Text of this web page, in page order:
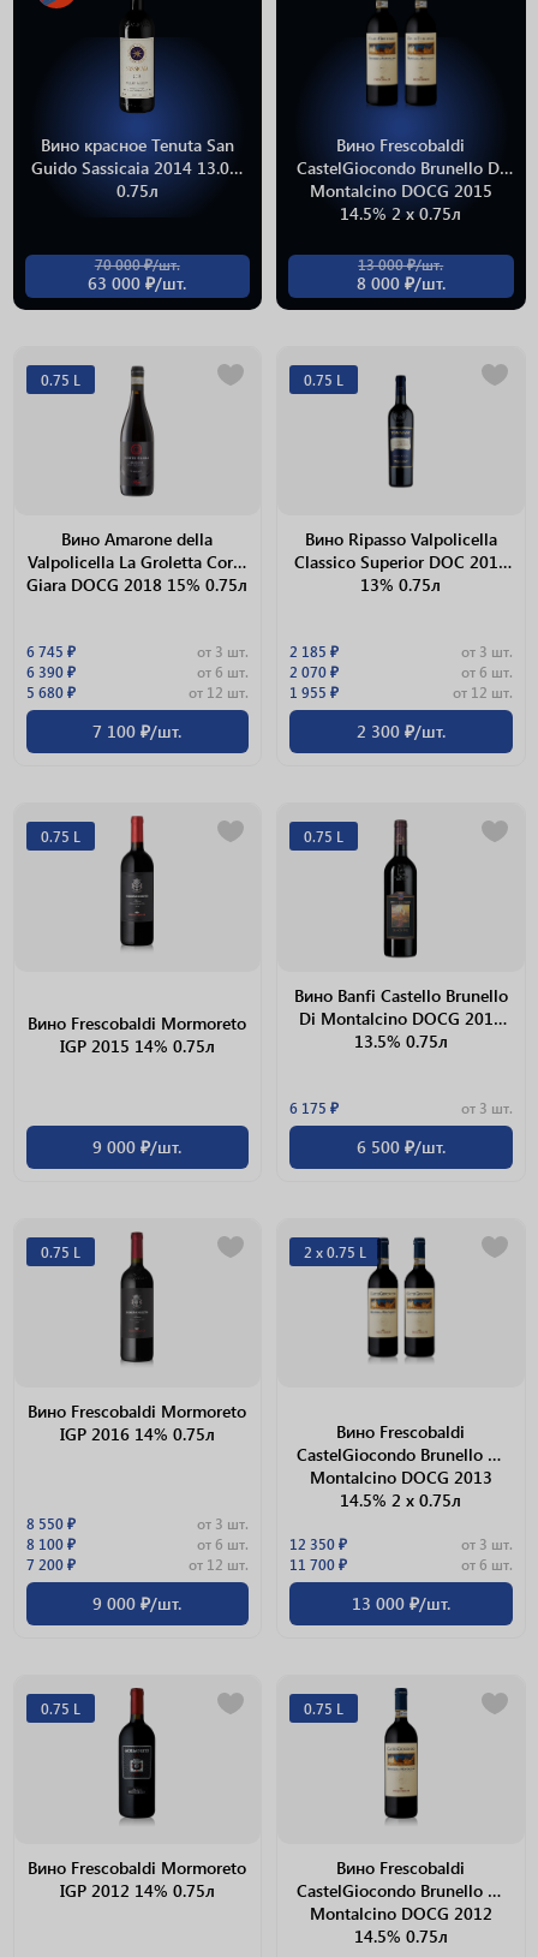
Вино красное Tenuta San
Guido Sassicaia 2014 13.0%
0.75л
70 000 ₽/шт.
63 000 ₽/шт.
Вино Frescobaldi
CastelGiocondo Brunello Di
Montalcino DOCG 2015
14.5% 2 х 0.75л
13 000 ₽/шт.
8 000 ₽/шт.
0.75 L
Вино Amarone della
Valpolicella La Groletta Corte
Giara DOCG 2018 15% 0.75л
6 745 ₽
от 3 шт.
6 390 ₽
от 6 шт.
5 680 ₽
от 12 шт.
7 100 ₽/шт.
0.75 L
Вино Ripasso Valpolicella
Classico Superior DOC 2016
13% 0.75л
2 185 ₽
от 3 шт.
2 070 ₽
от 6 шт.
1 955 ₽
от 12 шт.
2 300 ₽/шт.
0.75 L
Вино Frescobaldi Mormoreto
IGP 2015 14% 0.75л
9 000 ₽/шт.
0.75 L
Вино Banfi Castello Brunello
Di Montalcino DOCG 2012
13.5% 0.75л
6 175 ₽ от 3 шт.
6 500 ₽/шт.
0.75 L
Вино Frescobaldi Mormoreto
IGP 2016 14% 0.75л
8 550 ₽
от 3 шт.
8 100 ₽
от 6 шт.
7 200 ₽
от 12 шт.
9 000 ₽/шт.
2 х 0.75 L
Вино Frescobaldi
CastelGiocondo Brunello Di
Montalcino DOCG 2013
14.5% 2 х 0.75л
12 350 ₽
от 3 шт.
11 700 ₽
от 6 шт.
13 000 ₽/шт.
0.75 L
Вино Frescobaldi Mormoreto
IGP 2012 14% 0.75л
0.75 L
Вино Frescobaldi
CastelGiocondo Brunello Di
Montalcino DOCG 2012
14.5% 0.75л